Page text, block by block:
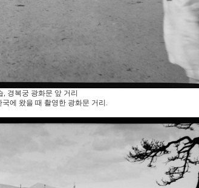
경복궁 광화문 앞 거리
에 왔을 때 촬영한 광화문 거리.